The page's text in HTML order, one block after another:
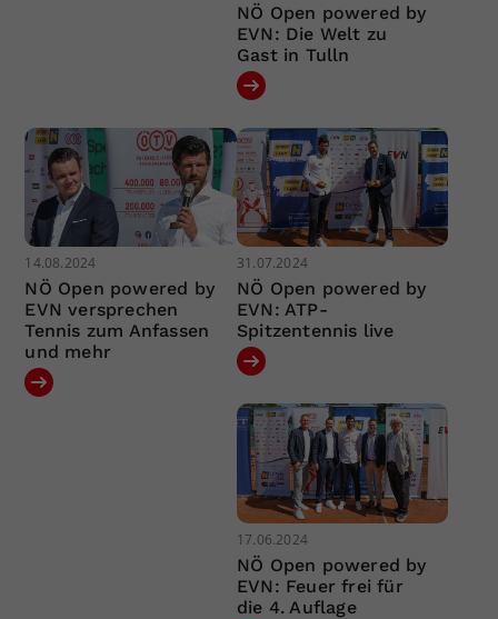
NÖ Open powered by
EVN: Die Welt zu
Gast in Tulln
14.08.2024
NÖ Open powered by
EVN versprechen
Tennis zum Anfassen
und mehr
31.07.2024
NÖ Open powered by
EVN: ATP-
Spitzentennis live
17.06.2024
NÖ Open powered by
EVN: Feuer frei für
die 4. Auflage